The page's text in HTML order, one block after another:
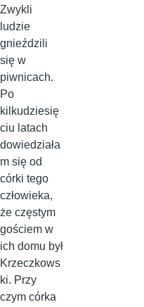
Zwykli
ludzie
gnieździli
się w
piwnicach.
Po
kilkudziesię
ciu latach
dowiedziała
m się od
córki tego
człowieka,
że częstym
gościem w
ich domu był
Krzeczkows
ki. Przy
czym córka